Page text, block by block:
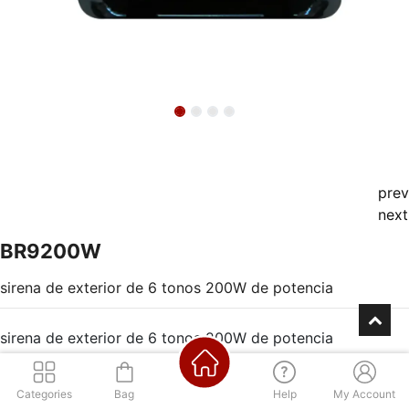
prev
next
BR9200W
sirena de exterior de 6 tonos 200W de potencia
sirena de exterior de 6 tonos 200W de potencia
Categories Bag Help My Account